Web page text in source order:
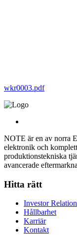
wkr0003.pdf
NOTE är en av norra
elektronik och
produktionstekniska
avancerade
Hitta rätt
Investor
Hållbarhet
Karriär
Kontakt